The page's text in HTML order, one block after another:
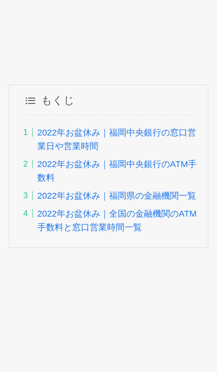
もくじ
2022年お盆休み｜福岡中央銀行の窓口営
業日や営業時間
2022年お盆休み｜福岡中央銀行のATM手
数料
2022年お盆休み｜福岡県の金融機関一覧
2022年お盆休み｜全国の金融機関のATM
手数料と窓口営業時間一覧